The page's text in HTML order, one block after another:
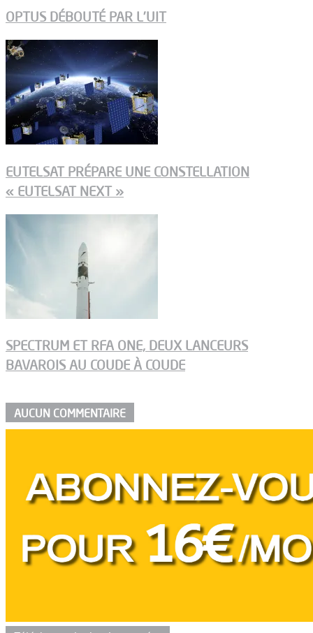
OPTUS DÉBOUTÉ PAR L’UIT
EUTELSAT PRÉPARE UNE CONSTELLATION
« EUTELSAT NEXT »
SPECTRUM ET RFA ONE, DEUX LANCEURS
BAVAROIS AU COUDE À COUDE
AUCUN COMMENTAIRE